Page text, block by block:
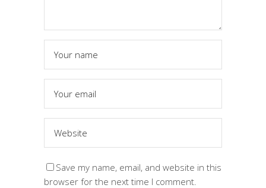
Save my name, email, and website in this
browser for the next time I comment.